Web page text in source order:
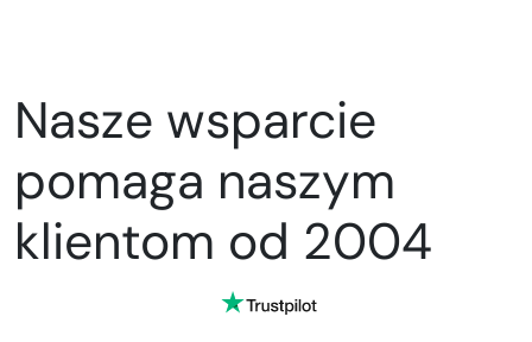
Nasze wsparcie
pomaga naszym
klientom od 2004